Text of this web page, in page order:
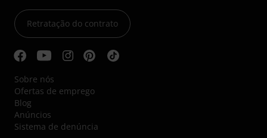
Retratação do contrato
Sobre nós
Ofertas de emprego
Blog
Anúncios
Sistema de denúncia